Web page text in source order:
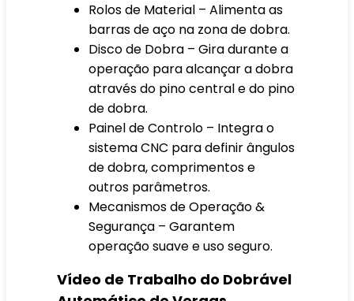
Rolos de Material – Alimenta as
barras de aço na zona de dobra.
Disco de Dobra – Gira durante a
operação para alcançar a dobra
através do pino central e do pino
de dobra.
Painel de Controlo – Integra o
sistema CNC para definir ângulos
de dobra, comprimentos e
outros parâmetros.
Mecanismos de Operação &
Segurança – Garantem
operação suave e uso seguro.
Vídeo de Trabalho do Dobrável